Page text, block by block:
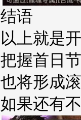
结语
以上就是
把握首日
也将形成
如果还有